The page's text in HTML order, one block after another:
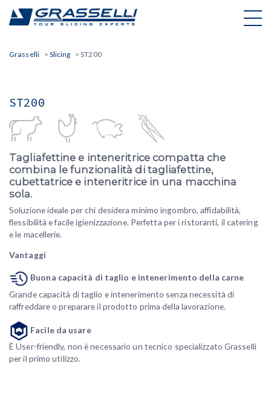
content
Grasselli > Slicing >ST200
ST200
Tagliafettine e inteneritrice compatta che
combina le funzionalità di tagliafettine,
cubettatrice e inteneritrice in una macchina
sola.
Soluzione ideale per chi desidera minimo ingombro, affidabilità,
flessibilità e facile igienizzazione. Perfetta per i ristoranti, il catering
e le macellerie.
Vantaggi
Buona capacità di taglio e intenerimento della carne
Grande capacità di taglio e intenerimento senza necessità di
raffreddare o preparare il prodotto prima della lavorazione.
Facile da usare
È User-friendly, non è necessario un tecnico specializzato Grasselli
per il primo utilizzo.